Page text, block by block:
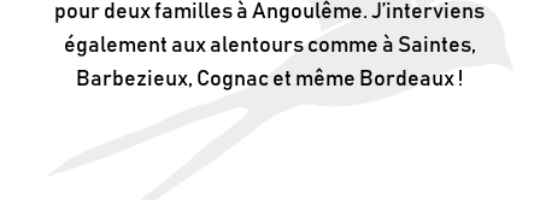
pour deux familles à Angoulême. J’interviens
également aux alentours comme à Saintes,
Barbezieux, Cognac et même Bordeaux !